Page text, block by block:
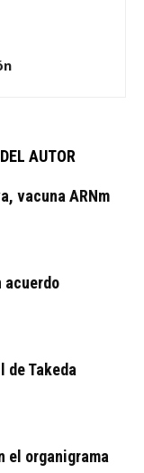
AUTOR
vacuna ARNm
acuerdo
de Takeda
el organigrama